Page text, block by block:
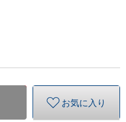
お気に入り